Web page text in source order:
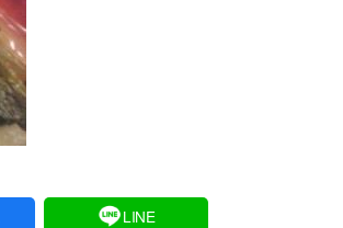
LINE